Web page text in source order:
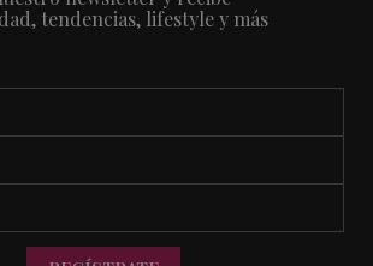
tendencias, lifestyle y más